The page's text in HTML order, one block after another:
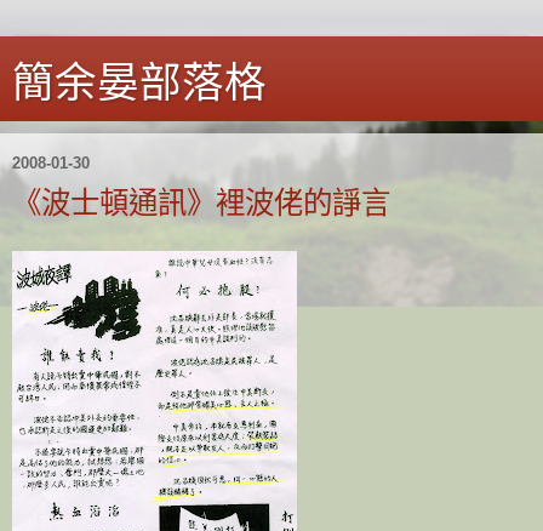
簡余晏部落格
2008-01-30
《波士頓通訊》裡波佬的諍言